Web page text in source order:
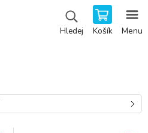
Hledej Košík Menu